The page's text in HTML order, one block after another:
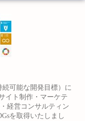
続可能な開発目標）に
イト制作・マーケテ
経営コンサルティン
を取得いたしまし